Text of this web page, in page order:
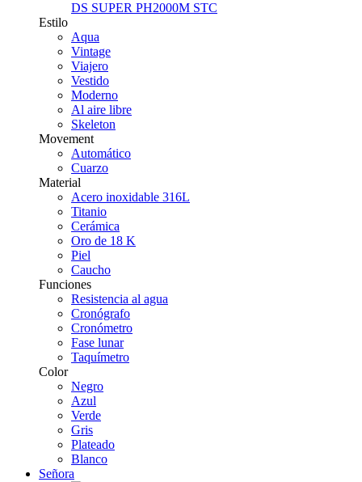
DS SUPER PH2000M STC
Estilo
Aqua
Vintage
Viajero
Vestido
Moderno
Al aire libre
Skeleton
Movement
Automático
Cuarzo
Material
Acero inoxidable 316L
Titanio
Cerámica
Oro de 18 K
Piel
Caucho
Funciones
Resistencia al agua
Cronógrafo
Cronómetro
Fase lunar
Taquímetro
Color
Negro
Azul
Verde
Gris
Plateado
Blanco
Señora